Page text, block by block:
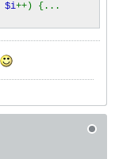
$i++) {...